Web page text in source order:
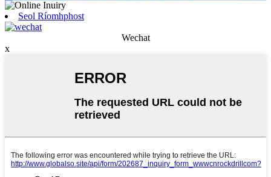
Seol Ríomhphost
Wechat
x